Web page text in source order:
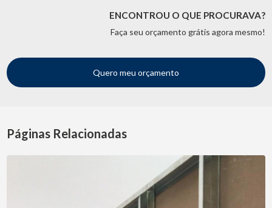
ENCONTROU O QUE PROCURAVA?
Faça seu orçamento grátis agora mesmo!
Quero meu orçamento
Páginas Relacionadas